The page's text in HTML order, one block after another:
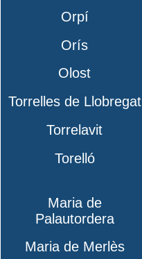
Orpí
Orís
Olost
Torrelles de Llobregat
Torrelavit
Torelló
Maria de
Palautordera
Maria de Merlès